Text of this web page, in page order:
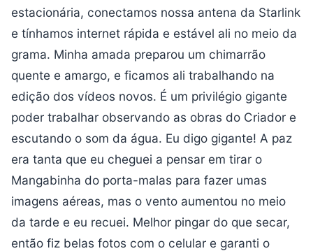
estacionária, conectamos nossa antena da Starlink
e tínhamos internet rápida e estável ali no meio da
grama. Minha amada preparou um chimarrão
quente e amargo, e ficamos ali trabalhando na
edição dos vídeos novos. É um privilégio gigante
poder trabalhar observando as obras do Criador e
escutando o som da água. Eu digo gigante! A paz
era tanta que eu cheguei a pensar em tirar o
Mangabinha do porta-malas para fazer umas
imagens aéreas, mas o vento aumentou no meio
da tarde e eu recuei. Melhor pingar do que secar,
então fiz belas fotos com o celular e garanti o